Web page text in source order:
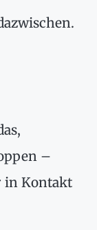
–
in Kontakt